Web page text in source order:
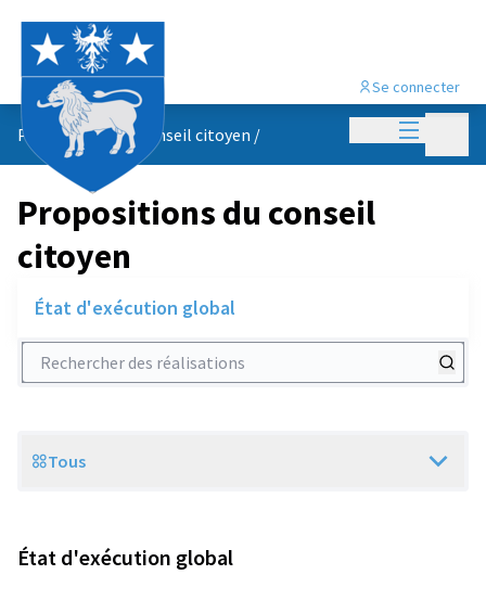
Menu
Se connecter
Propositions du conseil citoyen /
Propositions du conseil
citoyen
État d'exécution global
Rechercher des réalisations
Scope
Tous
État d'exécution global